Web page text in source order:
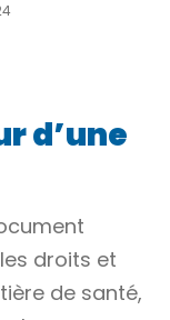
d’une
droits et
de santé,